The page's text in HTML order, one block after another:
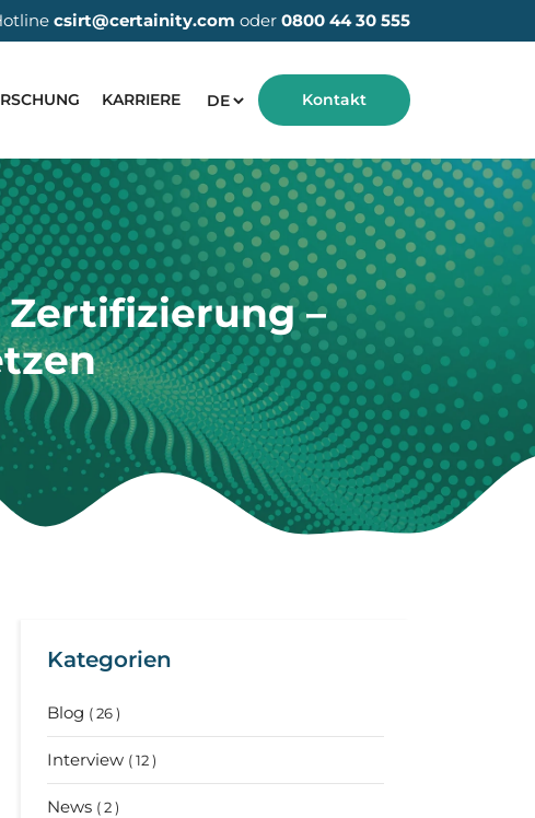
csirt@certainity.com oder 0800 44 30 555
KARRIERE Kontakt
Zertifizierung –
Kategorien
Blog ( 26 )
Interview ( 12 )
News ( 2 )